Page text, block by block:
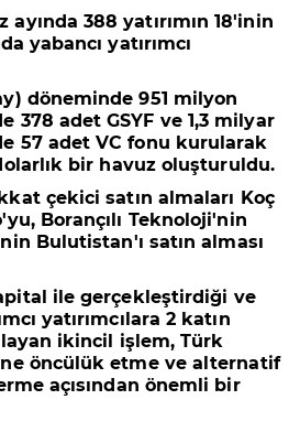
ayında388 yatırımın 18'inin
yabancı yatırımcı
döneminde951 milyon
378 adet GSYF ve 1,3 milyar
57 adet VC fonu kurularak
bir havuz oluşturuldu.
çekici satın almaları Koç
'yu, Borançılı Teknoloji'nin
Bulutistan'ı satın alması
ile gerçekleştirdiği ve
yatırımcılara 2 katın
ikincil işlem, Türk
öncülük etme ve alternatif
açısından önemli bir